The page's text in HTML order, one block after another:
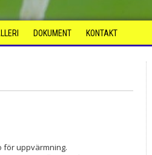
DOKUMENT KONTAKT
för uppvärmning.